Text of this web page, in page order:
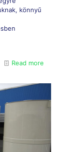
könnyű
Read more